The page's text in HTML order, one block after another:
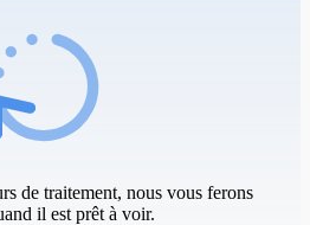
de traitement, nous vous ferons
il est prêt à voir.